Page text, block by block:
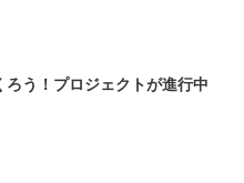
う！プロジェクトが進行中